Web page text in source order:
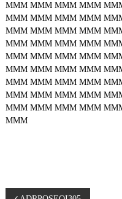
MMM MMM MMM MMM
MMM MMM MMM MMM
MMM MMM MMM MMM
MMM MMM MMM MMM
MMM MMM MMM MMM
MMM MMM MMM MMM
MMM MMM MMM MMM
MMM MMM MMM MMM
MMM MMM MMM MMM
MMM